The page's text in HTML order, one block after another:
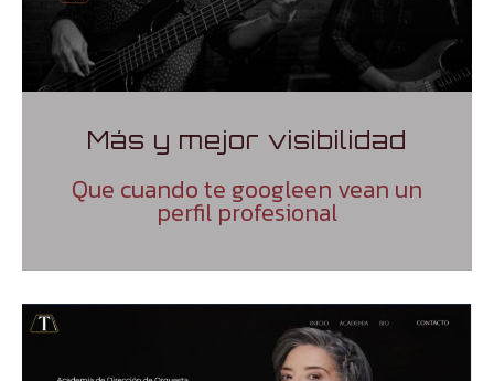
Más y mejor visibilidad
Que cuando te googleen vean un
perfil profesional